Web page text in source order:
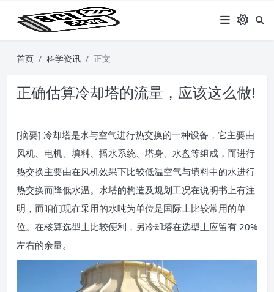
首页 科学资讯 正文
正确估算冷却塔的流量，应该这么做!
[摘要] 冷却塔是水与空气进行热交换的一种设备，它主要由
风机、电机、填料、播水系统、塔身、水盘等组成，而进行
热交换主要由在风机效果下比较低温空气与填料中的水进行
热交换而降低水温。水塔的构造及规划工况在说明书上有注
明，而咱们现在采用的水吨为单位是国际上比较常用的单
位。在核算选型上比较便利，另冷却塔在选型上应留有 20%
左右的余量。